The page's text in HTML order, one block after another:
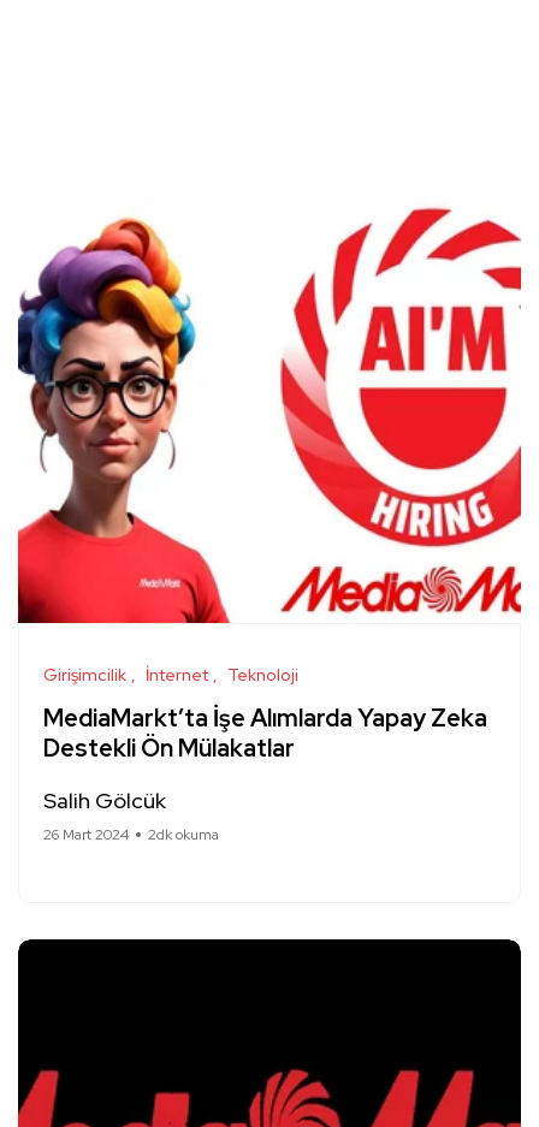
Girişimcilik İnternet Teknoloji
MediaMarkt’ta İşe Alımlarda Yapay Zeka
Destekli Ön Mülakatlar
Salih Gölcük
26 Mart 2024 2dk okuma